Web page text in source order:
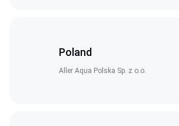
Poland
Aller Aqua Polska Sp. z o.o.